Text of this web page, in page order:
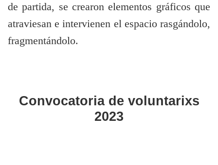
de partida, se crearon elementos gráficos que
atraviesan e intervienen el espacio rasgándolo,
fragmentándolo.
Convocatoria de voluntarixs
2023